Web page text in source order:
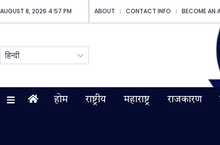
AUGUST 8, 2026 4:57 PM ABOUT CONTACT INFO BECOME AN
होम राष्ट्रीय महाराष्ट्र राजकारण